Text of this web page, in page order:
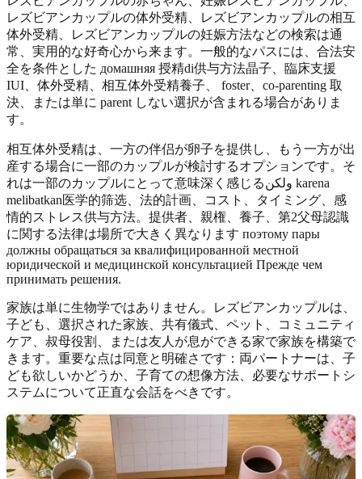
レズビアンカップルの体外受精、レズビアンカップルの相互
体外受精、レズビアンカップルの妊娠方法などの検索は通
常、実用的な好奇心から来ます。一般的なパスには、合法安
全を条件とした домашняя 授精di供与方法晶子、臨床支援
IUI、体外受精、相互体外受精養子、 foster、co-parenting 取
決、または単に parent しない選択が含まれる場合がありま
す。
相互体外受精は、一方の伴侣が卵子を提供し、もう一方が出
産する場合に一部のカップルが検討するオプションです。そ
れは一部のカップルにとって意味深く感じるولكن karena
melibatkan医学的筛选、法的計画、コスト、タイミング、感
情的ストレス供与方法。提供者、親権、養子、第2父母認識
に関する法律は場所で大きく異なります поэтому пары
должны обращаться за квалифицированной местной
юридической и медицинской консультацией Прежде чем
принимать решения.
家族は単に生物学ではありません。レズビアンカップルは、
子ども、選択された家族、共有儀式、ペット、コミュニティ
ケア、叔母役割、または友人が息ができる家で家族を構築で
きます。重要な点は同意と明確さです：両パートナーは、子
ども欲しいかどうか、子育ての想像方法、必要なサポートシ
ステムについて正直な会話をべきです。